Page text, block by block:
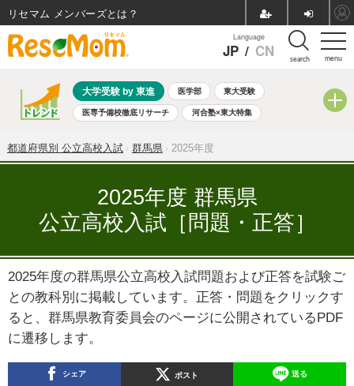
menu
Language
JP / CN search
大学受験 by 東進 医学部 東大受験
医専予備校徹底リサーチ 河合塾×東大特集
共通テスト 夏休み 8月開催学校説明会・相談会
自由研究教材（小学生向け） 自由研究教材（中学生向け）
ランキング
都道府県別 公立高校入試 群馬県 2025年度
2025年度 群馬県
公立高校入試［問題・正答］
2025年度の群馬県公立高校入試問題および正答を試験ご
との教科別に掲載しています。正答・問題をクリックす
ると、群馬県教育委員会のページに公開されているPDF
に遷移します。
シェア ポスト 送る
リセマム メンバーズ